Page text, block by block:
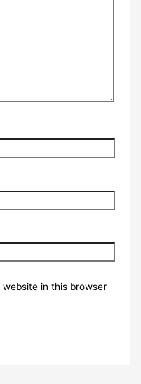
in this browser